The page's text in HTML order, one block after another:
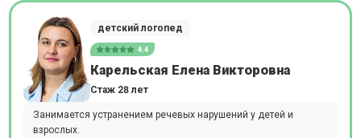
детский логопед
4.4
Карельская Елена Викторовна
Стаж 28 лет
Занимается устранением речевых нарушений у детей и
взрослых.